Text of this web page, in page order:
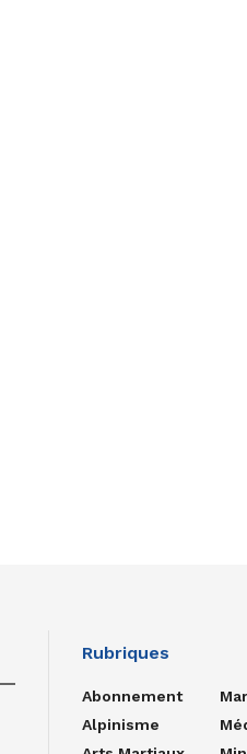
Rubriques
Abonnement
Alpinisme